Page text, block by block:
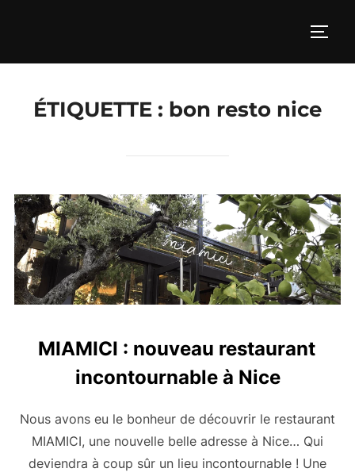
ÉTIQUETTE : bon resto nice
MIAMICI : nouveau restaurant
incontournable à Nice
Nous avons eu le bonheur de découvrir le restaurant
MIAMICI, une nouvelle belle adresse à Nice… Qui
deviendra à coup sûr un lieu incontournable ! Une